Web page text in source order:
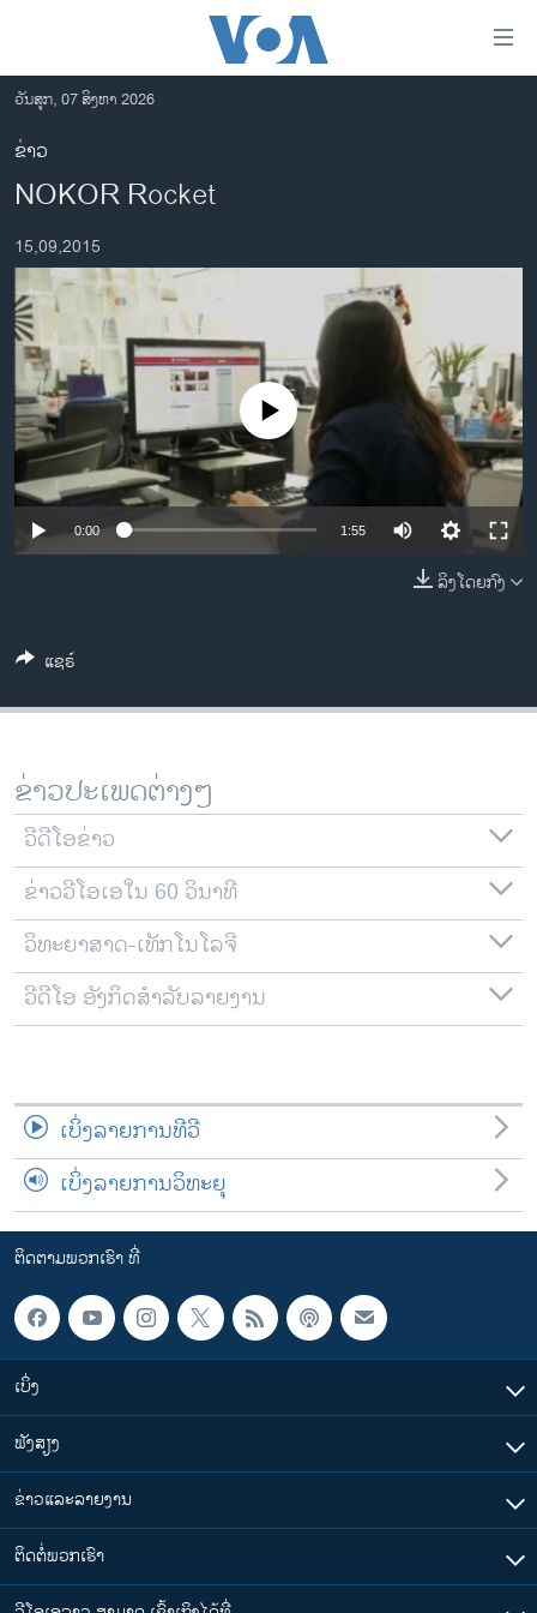
ເຂົ້າ
ຫາ
ຂ້າມ
ຂ້າມ
ໄປ
ຫາ
ຊອກ
ຄົ້ນ
ອາເມຣິກາ
ການເລືອກຕັ້ງ ປະທານາທີບໍດີ ສະຫະລັດ 2024
ຂ່າວ​ຈີນ
ໂລກ
ເອເຊຍ
ອິດສະຫຼະພາບດ້ານການຂ່າວ
ຊີວິດຊາວລາວ
ຊຸມຊົນຊາວລາວ
ວິທະຍາສາດ-ເທັກໂນໂລຈີ
ພາສາອັງກິດ
ລາຍການກະຈາຍສຽງ
ລາຍງານ
ຕິດຕາມພວກເຮົາ ທີ່
ພາສາຕ່າງໆ
ວັນສຸກ, 07 ສິງຫາ 2026
ຂ່າວ
NOKOR Rocket
15,09,2015
No media source currently available
0:00 1:55
ລິງໂດຍກົງ
ແຊຣ໌
ຂ່າວປະເພດຕ່າງໆ
ວີດີໂອຂ່າວ
ຂ່າວວີໂອເອໃນ 60 ວິນາທີ
ວິທະຍາສາດ-ເທັກໂນໂລຈີ
ວີດີໂອ ອັງກິດສຳລັບລາຍງານ
ເບິ່ງລາຍການທີວີ
ເບິ່ງລາຍການວິທະຍຸ
ຕິດຕາມພວກເຮົາ ທີ່
ເບິ່ງ
ຟັງສຽງ
ຂ່າວແລະລາຍງານ
ຕິດຕໍ່ພວກເຮົາ